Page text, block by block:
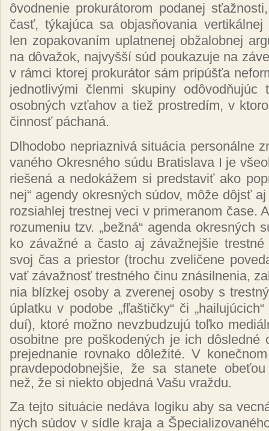
ôvod­ne­nie pro­ku­rá­to­rom po­da­nej
časť, tý­ka­jú­ca sa ob­jas­ňo­va­nia ver­ti­kál­nej
len zo­pa­ko­va­ním up­lat­ne­nej ob­ža­lob­nej
na dô­va­žok, naj­vyš­ší súd pou­ka­zu­je na
v rám­ci kto­rej pro­ku­rá­tor sám pri­púš­ťa
jed­not­li­vý­mi člen­mi sku­pi­ny od­ôvod­ňu­júc
osob­ných vzťa­hov a tiež pros­tre­dím, v
čin­nosť pá­cha­ná.
Dl­ho­do­bo ne­priaz­ni­vá si­tuácia per­so­nál­ne
va­né­ho Ok­res­né­ho sú­du Bra­tis­la­va I je
rie­še­ná a ne­do­ká­žem si pred­sta­viť ako
nej“ agen­dy ok­res­ných sú­dov, mô­že dôjsť
roz­sia­hlej tres­tnej ve­ci v pri­me­ra­nom ča­se.
ro­zu­me­niu tzv. „bež­ná“ agen­da ok­res­ných
ko zá­važ­né a čas­to aj zá­važ­nej­šie
svoj čas a pries­tor (tro­chu zve­li­če­ne
vať zá­važ­nosť tres­tné­ho či­nu zná­sil­ne­nia,
nia blíz­kej oso­by a zve­re­nej oso­by s
úp­lat­ku v po­do­be „fľaš­tič­ky“ či
duí), kto­ré mož­no nev­zbu­dzu­jú toľ­ko
oso­bit­ne pre poš­ko­de­ných je ich dôs­led­né
pre­jed­na­nie rov­na­ko dô­le­ži­té. V
prav­de­po­dob­nej­šie, že sa sta­ne­te
než, že si niek­to ob­jed­ná Va­šu vraž­du.
Za tej­to si­tuácie ne­dá­va lo­gi­ku aby sa
ných sú­dov v síd­le kra­ja a